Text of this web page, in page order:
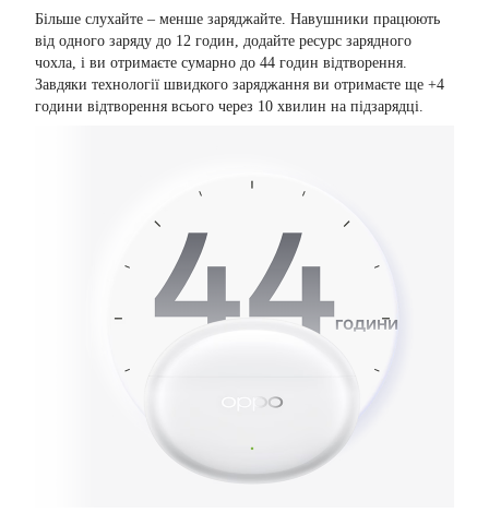
Більше слухайте – менше заряджайте. Навушники працюють
від одного заряду до 12 годин, додайте ресурс зарядного
чохла, і ви отримаєте сумарно до 44 годин відтворення.
Завдяки технології швидкого заряджання ви отримаєте ще +4
години відтворення всього через 10 хвилин на підзарядці.